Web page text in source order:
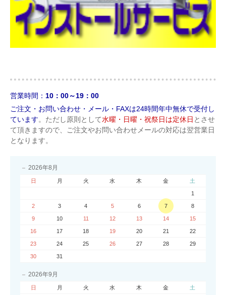
営業時間： 10：00～19：00
ご注文・お問い合わせ・メール・FAXは24時間年中無休で受付し
ています。ただし原則として水曜・日曜・祝祭日は定休日 とさせ
て頂きますので、ご注文やお問い合わせメールの対応は翌営業日
となります。
2026年8月
日 月 火 水 木 金 土
1
2 3 4 5 6 7 8
9 10 11 12 13 14 15
16 17 18 19 20 21 22
23 24 25 26 27 28 29
30 31
2026年9月
日 月 火 水 木 金 土